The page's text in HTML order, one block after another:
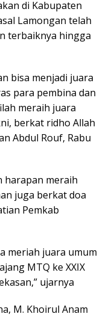
di Kabupaten
Lamongan telah
terbaiknya hingga
bisa menjadi juara
para pembina dan
meraih juara
berkat ridho Allah
Abdul Rouf, Rabu
harapan meraih
juga berkat doa
Pemkab
meriah juara umum
MTQ ke XXIX
ujarnya
M. Khoirul Anam